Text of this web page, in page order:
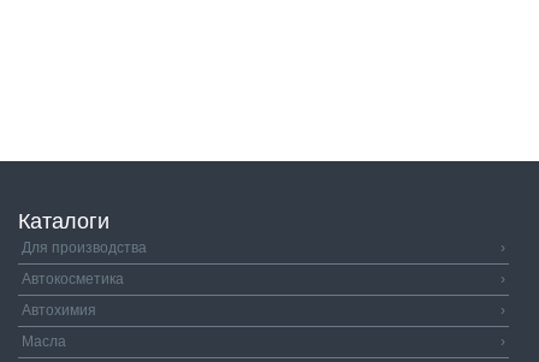
Каталоги
Для производства
›
Автокосметика
›
Автохимия
›
Масла
›